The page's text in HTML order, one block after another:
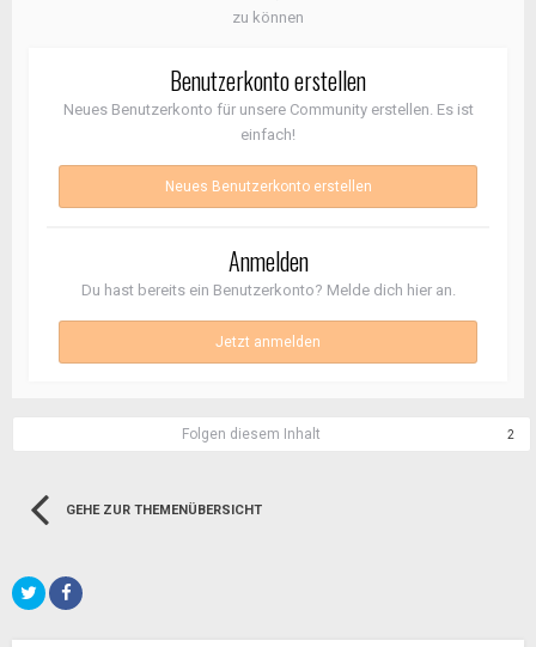
zu können
Benutzerkonto erstellen
Neues Benutzerkonto für unsere Community erstellen. Es ist
einfach!
Neues Benutzerkonto erstellen
Anmelden
Du hast bereits ein Benutzerkonto? Melde dich hier an.
Jetzt anmelden
Folgen diesem Inhalt 2
GEHE ZUR THEMENÜBERSICHT